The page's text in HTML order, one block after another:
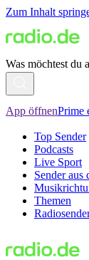
Zum Inhalt
Was möchtest du
App öffnenPrime
Top Sender
Podcasts
Live Sport
Sender aus
Themen